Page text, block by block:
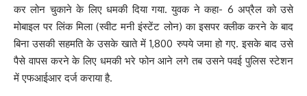
कर लोन चुकाने के लिए धमकी दिया गया. युवक ने कहा- 6 अप्रैल को उसे
मोबाइल पर लिंक मिला (स्वीट मनी इंस्टेंट लोन) का इसपर क्लीक करने के बाद
बिना उसकी सहमति के उसके खाते में 1,800 रुपये जमा हो गए. इसके बाद उसे
पैसे वापस करने के लिए धमकी भरे फोन आने लगे तब उसने पवई पुलिस स्टेशन
में एफआईआर दर्ज कराया है.